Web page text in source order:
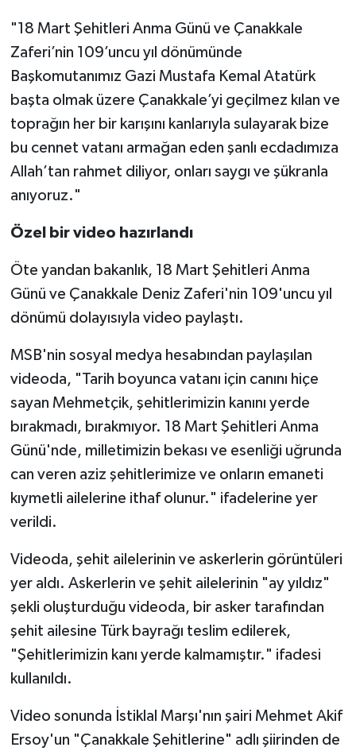
"18 Mart Şehitleri Anma Günü ve Çanakkale
Zaferi’nin 109’uncu yıl dönümünde
Başkomutanımız Gazi Mustafa Kemal Atatürk
başta olmak üzere Çanakkale’yi geçilmez kılan ve
toprağın her bir karışını kanlarıyla sulayarak bize
bu cennet vatanı armağan eden şanlı ecdadımıza
Allah’tan rahmet diliyor, onları saygı ve şükranla
anıyoruz."
Özel bir video hazırlandı
Öte yandan bakanlık, 18 Mart Şehitleri Anma
Günü ve Çanakkale Deniz Zaferi'nin 109'uncu yıl
dönümü dolayısıyla video paylaştı.
MSB'nin sosyal medya hesabından paylaşılan
videoda, "Tarih boyunca vatanı için canını hiçe
sayan Mehmetçik, şehitlerimizin kanını yerde
bırakmadı, bırakmıyor. 18 Mart Şehitleri Anma
Günü'nde, milletimizin bekası ve esenliği uğrunda
can veren aziz şehitlerimize ve onların emaneti
kıymetli ailelerine ithaf olunur." ifadelerine yer
verildi.
Videoda, şehit ailelerinin ve askerlerin görüntüleri
yer aldı. Askerlerin ve şehit ailelerinin "ay yıldız"
şekli oluşturduğu videoda, bir asker tarafından
şehit ailesine Türk bayrağı teslim edilerek,
"Şehitlerimizin kanı yerde kalmamıştır." ifadesi
kullanıldı.
Video sonunda İstiklal Marşı'nın şairi Mehmet Akif
Ersoy'un "Çanakkale Şehitlerine" adlı şiirinden de